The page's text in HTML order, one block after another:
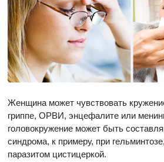
Женщина может чувствовать
гриппе, ОРВИ, энцефалите или
головокружение может быть
синдрома, к примеру, при
паразитом цистицеркой.